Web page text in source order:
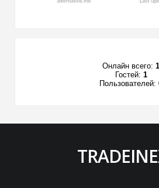
Онлайн всего: 1
Гостей: 1
Пользователей: